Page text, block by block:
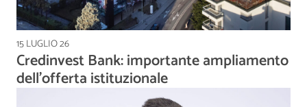
15 LUGLIO 26
Credinvest Bank: importante ampliamento
dell’offerta istituzionale